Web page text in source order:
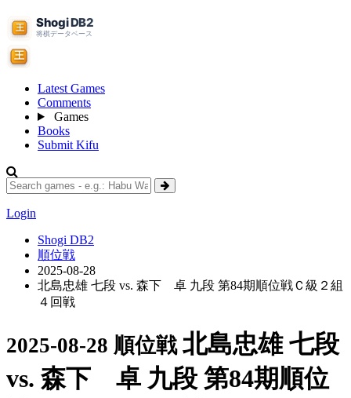
Latest Games
Comments
Games
Books
Submit Kifu
Login
Shogi DB2
順位戦
2025-08-28
北島忠雄 七段 vs. 森下 卓 九段 第84期順位戦Ｃ級２組
４回戦
2025-08-28 順位戦 北島忠雄 七段
vs. 森下 卓 九段 第84期順位